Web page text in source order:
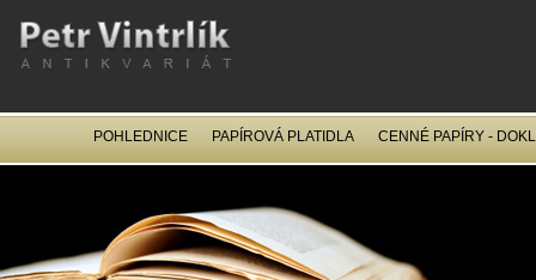
POHLEDNICE PAPÍROVÁ PLATIDLA CENNÉ PAPÍRY -